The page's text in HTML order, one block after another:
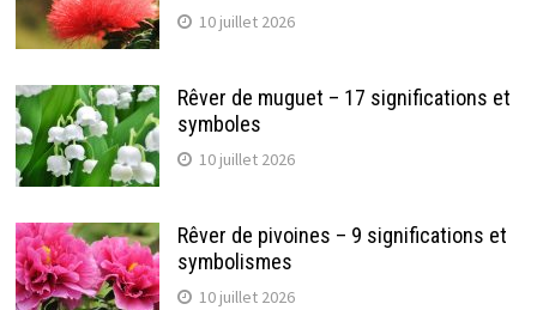
10 juillet 2026
Rêver de muguet – 17 significations et
symboles
10 juillet 2026
Rêver de pivoines – 9 significations et
symbolismes
10 juillet 2026